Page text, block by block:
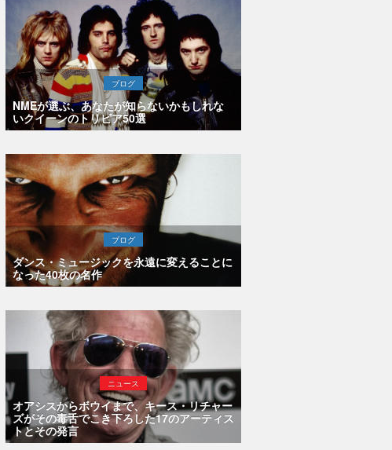
ブログ
NMEが選ぶ、あなたが知らないかもしれな
いクイーンのトリビア50選
ブログ
ダンス・ミュージックを永遠に変えることに
なった40枚の名作
ニュース
オアシスからボウイまで、キース・リチャー
ズがその毒舌でこき下ろした17のアーティス
トとその発言